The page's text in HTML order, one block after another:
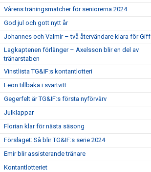
Vårens träningsmatcher för seniorerna 2024
God jul och gott nytt år
Johannes och Valmir – två återvändare klara för Giff
Lagkaptenen förlänger – Axelsson blir en del av
tränarstaben
Vinstlista TG&IF:s kontantlotteri
Leon tillbaka i svartvitt
Gegerfelt är TG&IF:s första nyförvärv
Julklappar
Florian klar för nästa säsong
Förslaget: Så blir TG&IF:s serie 2024
Emir blir assisterande tränare
Kontantlotteriet